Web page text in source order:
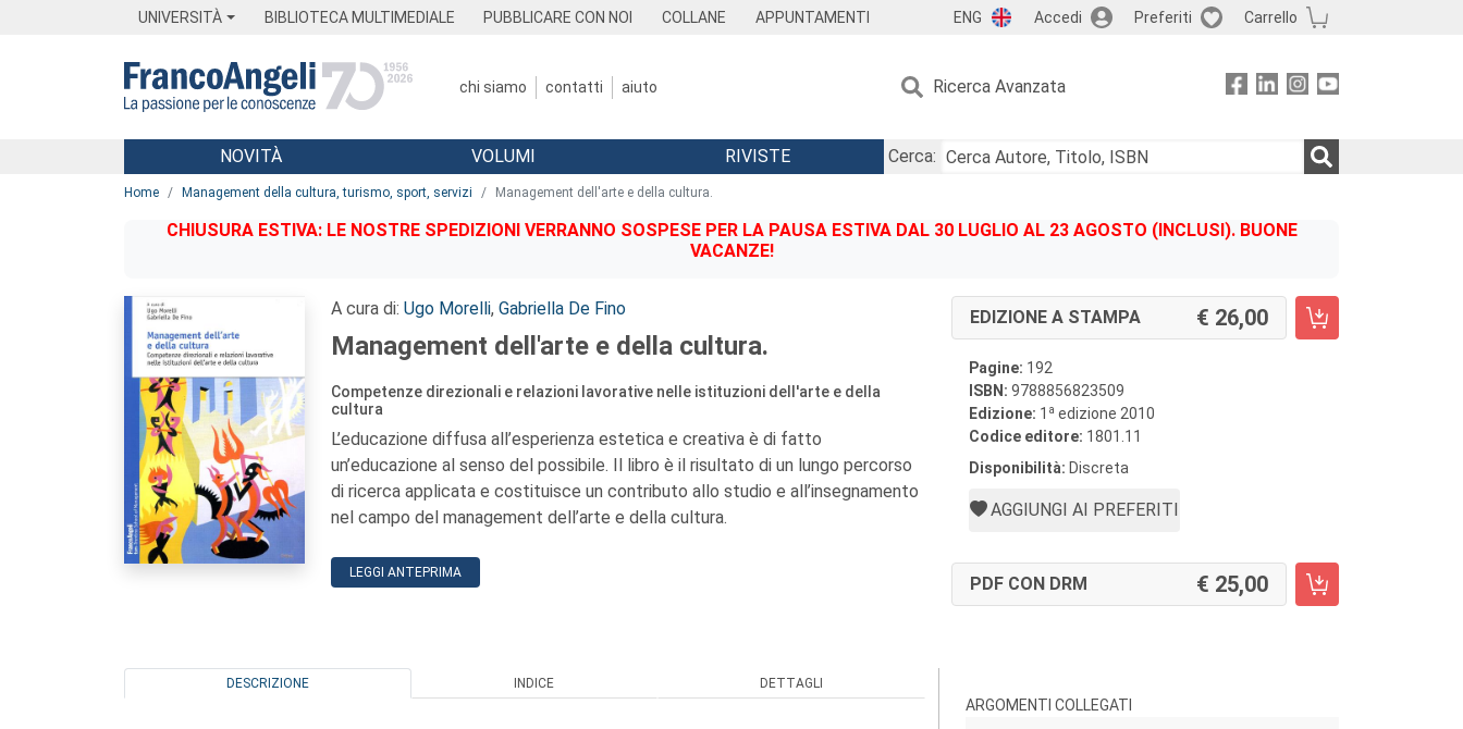
UNIVERSITÀ BIBLIOTECA MULTIMEDIALE PUBBLICARE CON NOI COLLANE APPUNTAMENTI ENG Accedi Preferiti Carrello
chi siamo contatti aiuto Ricerca Avanzata
Menu
NOVITÀ VOLUMI RIVISTE
Cerca:
Home Management della cultura, turismo, sport, servizi Management dell'arte e della cultura.
CHIUSURA ESTIVA: LE NOSTRE SPEDIZIONI VERRANNO SOSPESE PER LA PAUSA ESTIVA DAL 30 LUGLIO AL 23 AGOSTO (INCLUSI). BUONE
VACANZE!
A cura di: Ugo Morelli, Gabriella De Fino
Management dell'arte e della cultura.
Competenze direzionali e relazioni lavorative nelle istituzioni dell'arte e della
cultura
L’educazione diffusa all’esperienza estetica e creativa è di fatto
un’educazione al senso del possibile. Il libro è il risultato di un lungo percorso
di ricerca applicata e costituisce un contributo allo studio e all’insegnamento
nel campo del management dell’arte e della cultura.
LEGGI ANTEPRIMA
EDIZIONE A STAMPA 26,00
Pagine: 192
ISBN: 9788856823509
Edizione: 1 a edizione 2010
Codice editore: 1801.11
Disponibilità: Discreta
AGGIUNGI AI PREFERITI
PDF CON DRM 25,00
DESCRIZIONE INDICE DETTAGLI
ARGOMENTI COLLEGATI